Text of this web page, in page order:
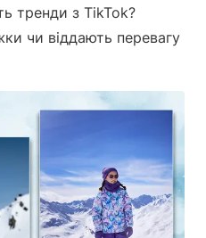
тренди з TikTok?
чи віддають перевагу